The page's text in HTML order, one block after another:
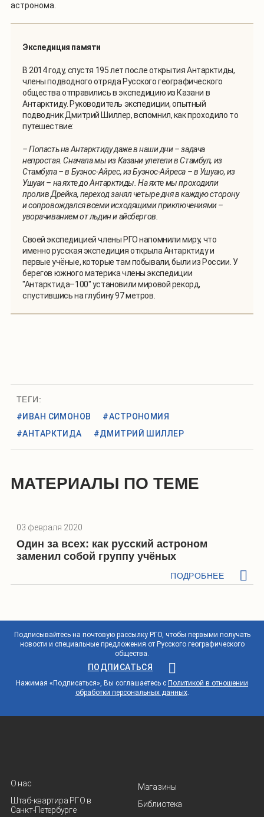
астронома.
Экспедиция памяти
В 2014 году, спустя 195 лет после открытия Антарктиды,
члены подводного отряда Русского географического
общества отправились в экспедицию из Казани в
Антарктиду. Руководитель экспедиции, опытный
подводник Дмитрий Шиллер, вспомнил, как проходило то
путешествие:
– Попасть на Антарктиду даже в наши дни – задача
непростая. Сначала мы из Казани улетели в Стамбул, из
Стамбула – в Буэнос-Айрес, из Буэнос-Айреса – в Ушуаю, из
Ушуаи – на яхте до Антарктиды. На яхте мы проходили
пролив Дрейка, переход занял четыре дня в каждую сторону
и сопровождался всеми исходящими приключениями –
уворачиванием от льдин и айсбергов.
Своей экспедицией члены РГО напомнили миру, что
именно русская экспедиция открыла Антарктиду и
первые учёные, которые там побывали, были из России. У
берегов южного материка члены экспедиции
"Антарктида–100" установили мировой рекорд,
спустившись на глубину 97 метров.
ТЕГИ:
#ИВАН СИМОНОВ
#АСТРОНОМИЯ
#АНТАРКТИДА
#ДМИТРИЙ ШИЛЛЕР
МАТЕРИАЛЫ ПО ТЕМЕ
03 февраля 2020
Один за всех: как русский астроном
заменил собой группу учёных
ПОДРОБНЕЕ
Подписывайтесь на почтовую рассылку РГО, чтобы первыми получать
новости и специальные предложения от Русского географического
общества.
ПОДПИСАТЬСЯ
Нажимая «Подписаться», Вы соглашаетесь с Политикой в отношении
обработки персональных данных.
О нас
Штаб-квартира РГО в
Санкт‑Петербурге
Магазины
Библиотека